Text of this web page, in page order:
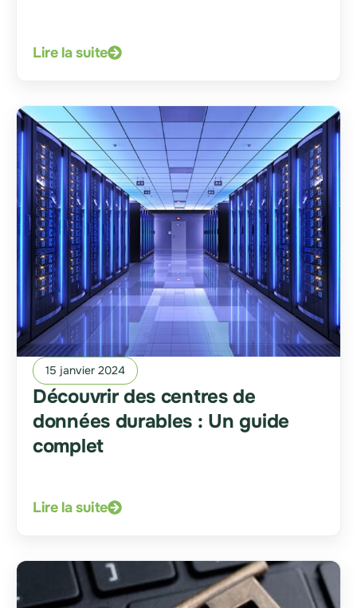
Lire la suite
15 janvier 2024
Découvrir des centres de
données durables : Un guide
complet
Lire la suite